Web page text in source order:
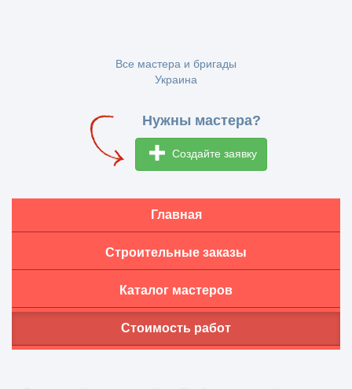
Все мастера и бригады
Украина
Нужны мастера?
Создайте заявку
Главная
Строительные заказы
Каталог мастеров
Стоимость работ